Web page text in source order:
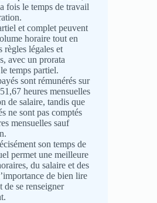
fois le temps de travail
et complet peuvent
horaire tout en
règles légales et
avec un prorata
temps partiel.
sont rémunérés sur
heures mensuelles
de salaire, tandis que
ne sont pas comptés
mensuelles sauf
son temps de
permet une meilleure
du salaire et des
de bien lire
de se renseigner